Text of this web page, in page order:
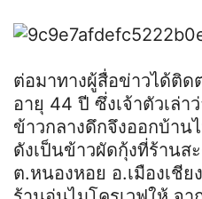
ต่อมาทางผู้สื่อข่าวได้ติด
อายุ 44 ปี ซึ่งเจ้าตัวเล่า
ข้าวกลางดึกจึงออกบ้า
ดังเป็นข้าวผัดกุ้งที่ร้านส
ต.หนองหอย อ.เมืองเชี